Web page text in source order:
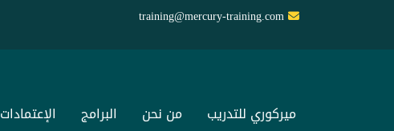
training@mercury-training.com
ميركوري للتدريب من نحن البرامج الإعتمادات